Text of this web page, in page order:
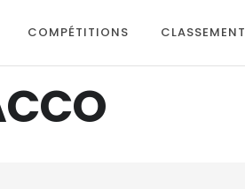
COMPÉTITIONS CLASSEMENT